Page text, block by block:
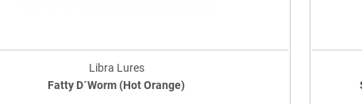
Libra Lures
Fatty D´Worm (Hot Orange)